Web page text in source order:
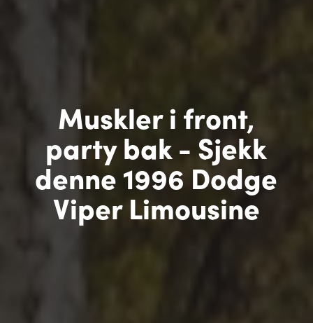
Muskler i front,
party bak - Sjekk
denne 1996 Dodge
Viper Limousine